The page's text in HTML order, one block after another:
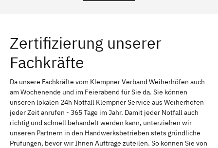
Erlangen Bamberg
Bayreuth
Schweinfurt Passau
Freising Rudelsdorf, Mittelfranken
Zertifizierung unserer
Fachkräfte
Da unsere Fachkräfte vom Klempner Verband Weiherhöfen auch
am Wochenende und im Feierabend für Sie da. Sie können
unseren lokalen 24h Notfall Klempner Service aus Weiherhöfen
jeder Zeit anrufen - 365 Tage im Jahr. Damit jeder Notfall auch
richtig und schnell behandelt werden kann, unterziehen wir
unseren Partnern in den Handwerksbetrieben stets gründliche
Prüfungen, bevor wir Ihnen Aufträge zuteilen. So können Sie von